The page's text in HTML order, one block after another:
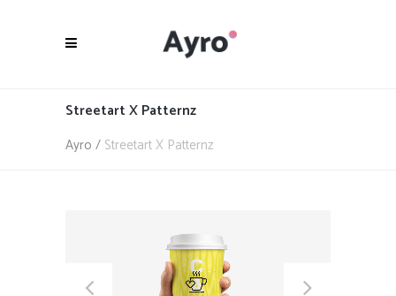
Streetart X Patternz
Ayro / Streetart X Patternz